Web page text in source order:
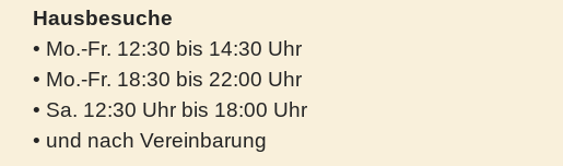
Hausbesuche
• Mo.-Fr. 12:30 bis 14:30 Uhr
• Mo.-Fr. 18:30 bis 22:00 Uhr
• Sa. 12:30 Uhr bis 18:00 Uhr
• und nach Vereinbarung